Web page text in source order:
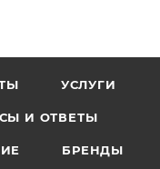
УСЛУГИ
И ОТВЕТЫ
БРЕНДЫ